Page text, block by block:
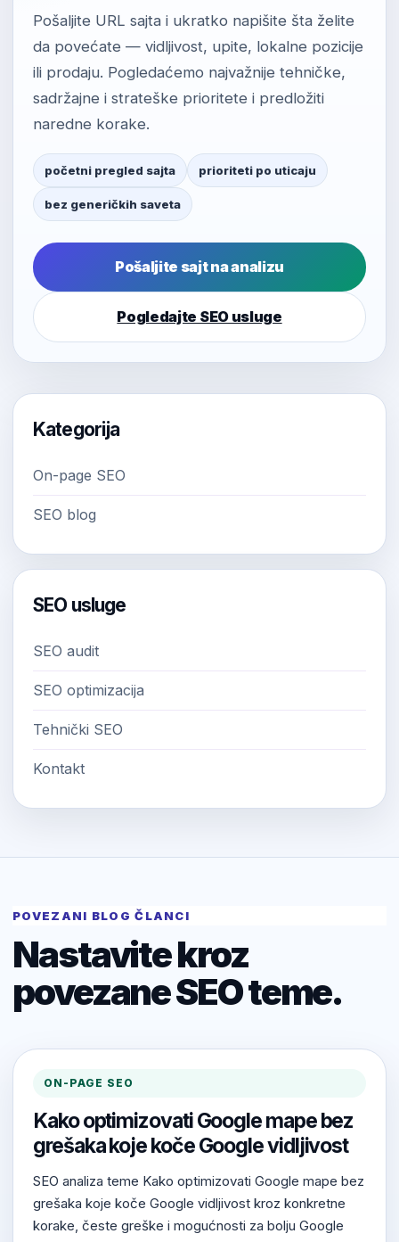
Pošaljite URL sajta i ukratko napišite šta želite
da povećate — vidljivost, upite, lokalne pozicije
ili prodaju. Pogledaćemo najvažnije tehničke,
sadržajne i strateške prioritete i predložiti
naredne korake.
početni pregled sajta prioriteti po uticaju
bez generičkih saveta
Pošaljite sajt na analizu
Pogledajte SEO usluge
Kategorija
On-page SEO
SEO blog
SEO usluge
SEO audit
SEO optimizacija
Tehnički SEO
Kontakt
POVEZANI BLOG ČLANCI
Nastavite kroz
povezane SEO teme.
ON-PAGE SEO
Kako optimizovati Google mape bez
grešaka koje koče Google vidljivost
SEO analiza teme Kako optimizovati Google mape bez
grešaka koje koče Google vidljivost kroz konkretne
korake, česte greške i mogućnosti za bolju Google